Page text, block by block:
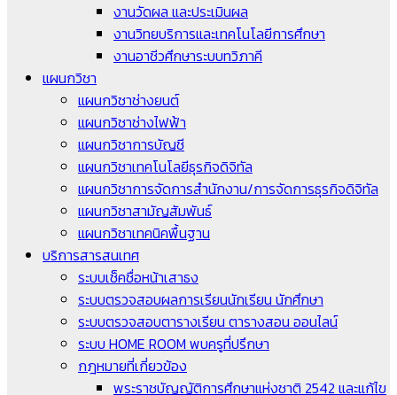
งานวัดผล และประเมินผล
งานวิทยบริการและเทคโนโลยีการศึกษา
งานอาชีวศึกษาระบบทวิภาคี
แผนกวิชา
แผนกวิชาช่างยนต์
แผนกวิชาช่างไฟฟ้า
แผนกวิชาการบัญชี
แผนกวิชาเทคโนโลยีธุรกิจดิจิทัล
แผนกวิชาการจัดการสำนักงาน/การจัดการธุรกิจดิจิทัล
แผนกวิชาสามัญสัมพันธ์
แผนกวิชาเทคนิคพื้นฐาน
บริการสารสนเทศ
ระบบเช็คชื่อหน้าเสาธง
ระบบตรวจสอบผลการเรียนนักเรียน นักศึกษา
ระบบตรวจสอบตารางเรียน ตารางสอน ออนไลน์
ระบบ HOME ROOM พบครูที่ปรึกษา
กฎหมายที่เกี่ยวข้อง
พระราชบัญญัติการศึกษาแห่งชาติ 2542 และแก้ไข